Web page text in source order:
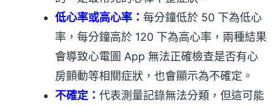
低心率或高心率： 每分鐘低於 50 下為低心
率，每分鐘高於 120 下為高心率，兩種結果
會導致心電圖 App 無法正確檢查是否有心
房顫動等相關症狀，也會顯示為不確定。
不確定： 代表測量記錄無法分類，但這可能